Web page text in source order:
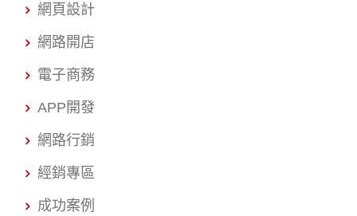
網頁設計
網路開店
電子商務
APP開發
網路行銷
經銷專區
成功案例